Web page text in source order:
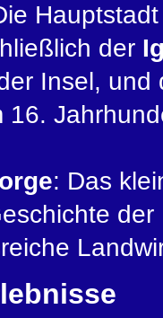
der
Insel,
16.
: Das